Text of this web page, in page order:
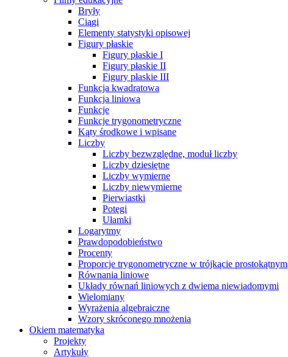
Bryły
Ciągi
Elementy statystyki opisowej
Figury płaskie
Figury płaskie I
Figury płaskie II
Figury płaskie III
Funkcja kwadratowa
Funkcja liniowa
Funkcje
Funkcje trygonometryczne
Kąty środkowe i wpisane
Liczby
Liczby bezwzględne, moduł liczby
Liczby dziesiętne
Liczby wymierne
Liczby niewymierne
Pierwiastki
Potęgi
Ułamki
Logarytmy
Prawdopodobieństwo
Procenty
Proporcje trygonometryczne w trójkącie prostokątnym
Równania liniowe
Układy równań liniowych z dwiema niewiadomymi
Wielomiany
Wyrażenia algebraiczne
Wzory skróconego mnożenia
Okiem matematyka
Projekty
Artykuły